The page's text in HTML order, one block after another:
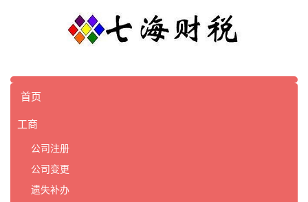
首页
工商
公司注册
公司变更
遗失补办